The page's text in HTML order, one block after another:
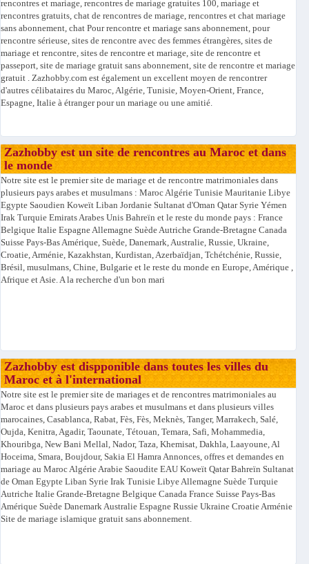
rencontres et mariage, rencontres de mariage gratuites 100, mariage et
rencontres gratuits, chat de rencontres de mariage, rencontres et chat mariage
sans abonnement, chat Pour rencontre et mariage sans abonnement, pour
rencontre sérieuse, sites de rencontre avec des femmes étrangères, sites de
mariage et rencontre, sites de rencontre et mariage, site de rencontre et
passeport, site de mariage gratuit sans abonnement, site de rencontre et mariage
gratuit . Zazhobby.com est également un excellent moyen de rencontrer
d'autres célibataires du Maroc, Algérie, Tunisie, Moyen-Orient, France,
Espagne, Italie à étranger pour un mariage ou une amitié.
Zazhobby est un site de rencontres au Maroc et dans
le monde
Notre site est le premier site de mariage et de rencontre matrimoniales dans
plusieurs pays arabes et musulmans : Maroc Algérie Tunisie Mauritanie Libye
Egypte Saoudien Koweït Liban Jordanie Sultanat d'Oman Qatar Syrie Yémen
Irak Turquie Emirats Arabes Unis Bahreïn et le reste du monde pays : France
Belgique Italie Espagne Allemagne Suède Autriche Grande-Bretagne Canada
Suisse Pays-Bas Amérique, Suède, Danemark, Australie, Russie, Ukraine,
Croatie, Arménie, Kazakhstan, Kurdistan, Azerbaïdjan, Tchétchénie, Russie,
Brésil, musulmans, Chine, Bulgarie et le reste du monde en Europe, Amérique ,
Afrique et Asie. A la recherche d'un bon mari
Zazhobby est dispponible dans toutes les villes du
Maroc et à l'international
Notre site est le premier site de mariages et de rencontres matrimoniales au
Maroc et dans plusieurs pays arabes et musulmans et dans plusieurs villes
marocaines, Casablanca, Rabat, Fès, Fès, Meknès, Tanger, Marrakech, Salé,
Oujda, Kenitra, Agadir, Taounate, Tétouan, Temara, Safi, Mohammedia,
Khouribga, New Bani Mellal, Nador, Taza, Khemisat, Dakhla, Laayoune, Al
Hoceima, Smara, Boujdour, Sakia El Hamra Annonces, offres et demandes en
mariage au Maroc Algérie Arabie Saoudite EAU Koweït Qatar Bahreïn Sultanat
de Oman Egypte Liban Syrie Irak Tunisie Libye Allemagne Suède Turquie
Autriche Italie Grande-Bretagne Belgique Canada France Suisse Pays-Bas
Amérique Suède Danemark Australie Espagne Russie Ukraine Croatie Arménie
Site de mariage islamique gratuit sans abonnement.